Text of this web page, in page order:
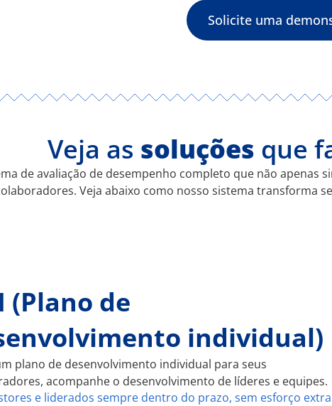
Solicite uma
Veja as soluções que
de avaliação de desempenho completo que não
Veja abaixo como nosso sistema transforma
(Plano de
individual)
plano de desenvolvimento individual para seus
acompanhe o desenvolvimento de líderes e equipes.
e liderados sempre dentro do prazo, sem esforço